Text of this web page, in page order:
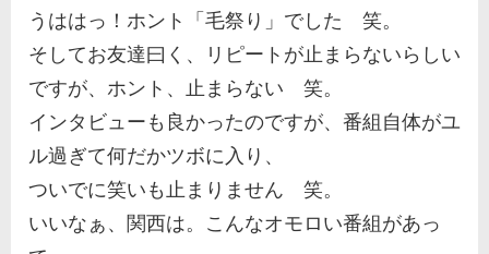
うははっ！ホント「毛祭り」でした 笑。
そしてお友達曰く、リピートが止まらないらしい
ですが、ホント、止まらない 笑。
インタビューも良かったのですが、番組自体がユ
ル過ぎて何だかツボに入り、
ついでに笑いも止まりません 笑。
いいなぁ、関西は。こんなオモロい番組があっ